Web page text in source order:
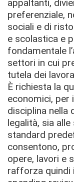
appaltanti,
preferenziale,
sociali e di
e scolastica e
fondamentale
settori in cui
tutela dei
È richiesta la
economici, per
disciplina nella
legalità, sia
standard
consentono,
opere, lavori e
rafforza quindi